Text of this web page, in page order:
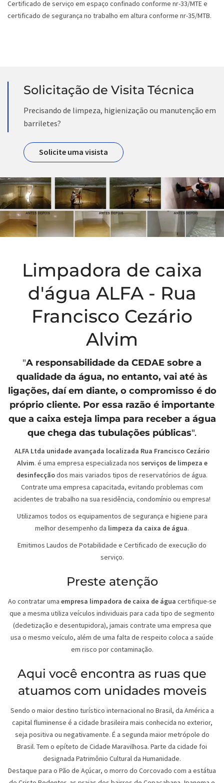
Certificado de serviço em espaço confinado conforme nr-33/MTE e
certificado de segurança no trabalho em altura conforme nr-35/MTB.
Solicitação de Visita Técnica
Precisando de limpeza, higienização ou manutenção em
barriletes?
Solicite uma visista
Limpadora de caixa
d'água ALFA - Rua
Francisco Cezário
Alvim
"A responsabilidade da CEDAE sobre a
qualidade da água, no entanto, vai até às
ligações, daí em diante, o compromisso é do
próprio cliente. Por essa razão é importante
que a caixa esteja limpa para receber a água
que chega das tubulações públicas".
ALFA Ltda unidade avançada localizada Rua Francisco Cezário
Alvim. é uma empresa especializada nos serviços de limpeza e
desinfecçãodos mais variados tipos de reservatórios de água.
Contrate uma empresa capacitada, evitando problemas com
acidentes de trabalho na sua residência, condomínio ou empresa!
Utilizamos todos os equipamentos de segurança e higiene para
melhor desempenho da limpeza da caixa de água.
Emitimos Laudos de Potabilidade e Certificado de execução do
serviço.
Preste atenção
Ao contratar uma empresa limpadora de caixa de água certifique-se
que a mesma utiliza veículos individuais para cada tipo de segmento
(dedetização e desentupidora), jamais contrate uma empresa que
usa o mesmo veículo, além de uma falta de respeito coloca a saúde
em risco por contaminação.
Aqui você encontra as ruas que
atuamos com unidades moveis
Sendo o maior destino turístico internacional no Brasil, da América a
capital fluminense é a cidade brasileira mais conhecida no exterior,
seja positiva ou negativamente. É a segunda maior metrópole do
Brasil. Tem o epíteto de Cidade Maravilhosa. Parte da cidade foi
designada Patrimônio Cultural da Humanidade.
Destaque para o Pão de Açúcar, o morro do Corcovado com a estátua